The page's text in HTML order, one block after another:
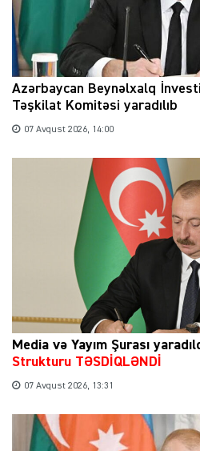
Azərbaycan Beynəlxalq
Təşkilat Komitəsi yaradılıb
07 Avqust 2026, 14:00
Media və Yayım Şurası
Strukturu TƏSDİQLƏNDİ
07 Avqust 2026, 13:31